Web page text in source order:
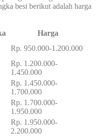
besi berikut adalah harga
Harga
Rp. 950.000-1.200.000
Rp. 1.200.000-
1.450.000
Rp. 1.450.000-
1.700.000
Rp. 1.700.000-
1.950.000
Rp. 1.950.000-
2.200.000